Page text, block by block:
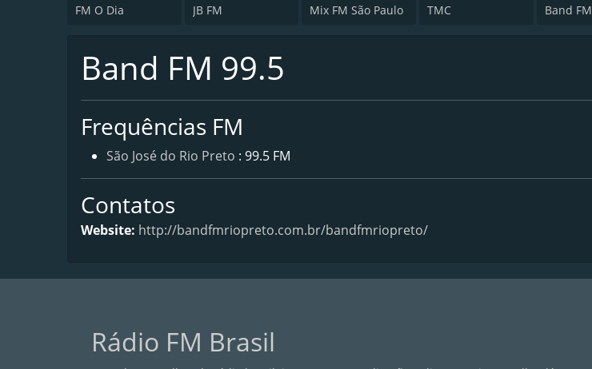
FM O Dia JB FM Mix FM São Paulo TMC Band FM
Band FM 99.5
Frequências FM
São José do Rio Preto : 99.5 FM
Contatos
Website: http://bandfmriopreto.com.br/bandfmriopreto/
Rádio FM Brasil